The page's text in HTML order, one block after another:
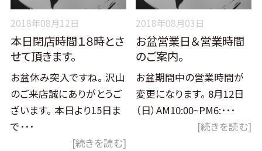
2018年08月12日
本日閉店時間１８時とさ
せて頂きます。
お盆休み突入ですね。 沢山
のご来店誠にありがとうご
ざいます。 本日より15日ま
で･･･
[続きを読む]
2018年08月03日
お盆営業日＆営業時間
のご案内。
お盆期間中の営業時間が
変更になります。 8月12日
（日）AM10:00~PM6:･･･
[続きを読む]